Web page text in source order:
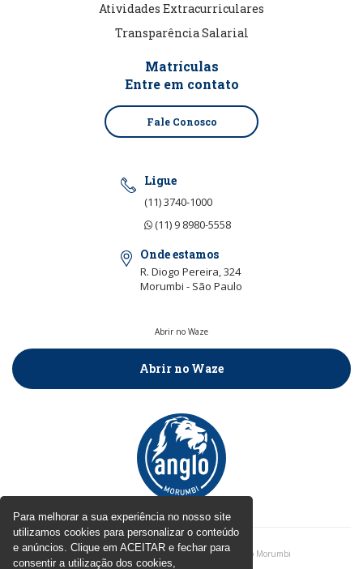
Para melhorar a sua experiência no nosso site
utilizamos cookies para personalizar o conteúdo
e anúncios. Clique em ACEITAR e fechar para
consentir a utilização dos cookies,
Atividades Extracurriculares
Transparência Salarial
Matrículas
Entre em contato
Fale Conosco
Ligue
(11) 3740-1000
(11) 9 8980-5558
Onde estamos
R. Diogo Pereira, 324
Morumbi - São Paulo
Abrir no Waze
Abrir no Waze
Políticas de Privacidade| © 2026 - Colégio Anglo Morumbi